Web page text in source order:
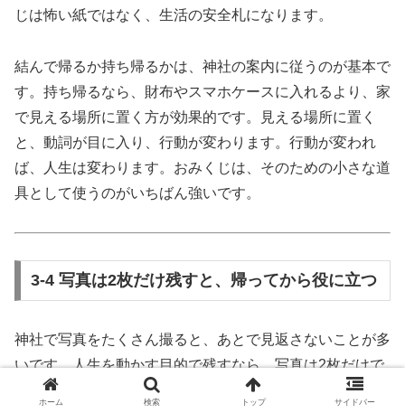
じは怖い紙ではなく、生活の安全札になります。
結んで帰るか持ち帰るかは、神社の案内に従うのが基本で
す。持ち帰るなら、財布やスマホケースに入れるより、家
で見える場所に置く方が効果的です。見える場所に置く
と、動詞が目に入り、行動が変わります。行動が変われ
ば、人生は変わります。おみくじは、そのための小さな道
具として使うのがいちばん強いです。
3-4 写真は2枚だけ残すと、帰ってから役に立つ
神社で写真をたくさん撮ると、あとで見返さないことが多
いです。人生を動かす目的で残すなら、写真は2枚だけで
十分です。1枚目は「入口からの景色」。参道や鳥居な
ホーム 検索 トップ サイドバー